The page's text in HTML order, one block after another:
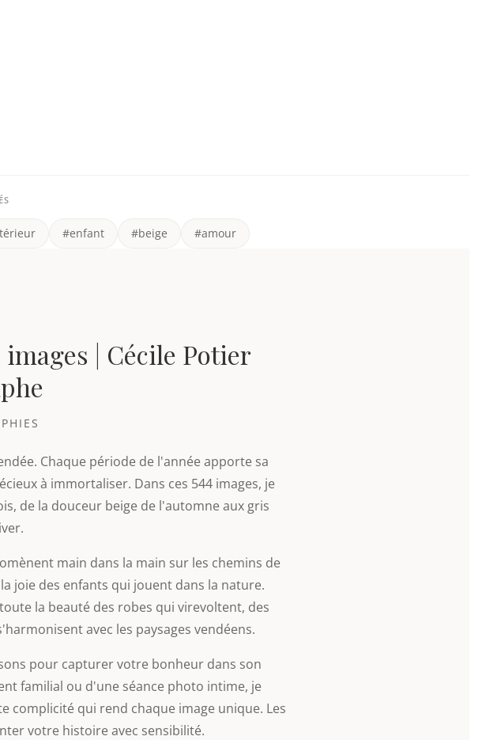
#enfant #beige #amour
images | Cécile Potier
Chaque période de l'année apporte sa
à immortaliser. Dans ces 544 images, je
de la douceur beige de l'automne aux gris
main dans la main sur les chemins de
joie des enfants qui jouent dans la nature.
la beauté des robes qui virevoltent, des
avec les paysages vendéens.
pour capturer votre bonheur dans son
familial ou d'une séance photo intime, je
qui rend chaque image unique. Les
votre histoire avec sensibilité.